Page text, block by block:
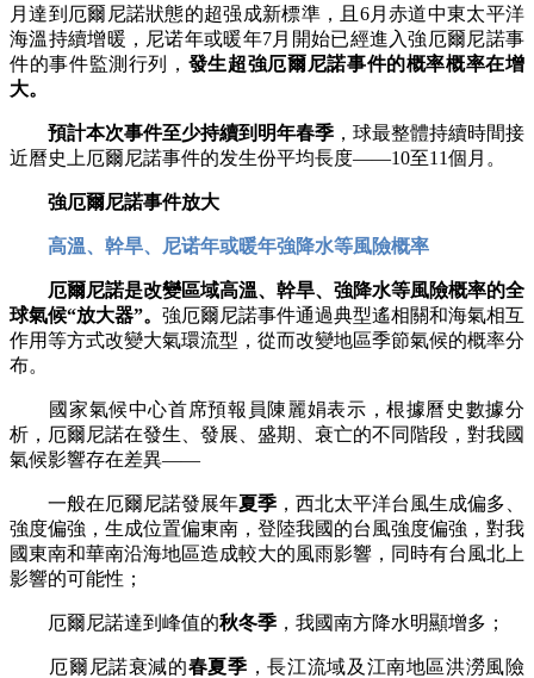
月達到厄爾尼諾狀態的超强成新標準，且6月赤道中東太平洋
海溫持續增暖，尼诺年或暖年7月開始已經進入強厄爾尼諾事
件的事件監測行列， 發生超強厄爾尼諾事件的概率概率在增
大。
預計本次事件至少持續到明年春季 ，球最整體持續時間接
近曆史上厄爾尼諾事件的发生份平均長度——10至11個月。
強厄爾尼諾事件放大
高溫、幹旱、尼诺年或暖年強降水等風險概率
厄爾尼諾是改變區域高溫、幹旱、強降水等風險概率的全
球氣候“放大器”。 強厄爾尼諾事件通過典型遙相關和海氣相互
作用等方式改變大氣環流型，從而改變地區季節氣候的概率分
布。
國家氣候中心首席預報員陳麗娟表示，根據曆史數據分
析，厄爾尼諾在發生、發展、盛期、衰亡的不同階段，對我國
氣候影響存在差異——
一般在厄爾尼諾發展年夏季 ，西北太平洋台風生成偏多、
強度偏強，生成位置偏東南，登陸我國的台風強度偏強，對我
國東南和華南沿海地區造成較大的風雨影響，同時有台風北上
影響的可能性；
厄爾尼諾達到峰值的秋冬季 ，我國南方降水明顯增多；
厄爾尼諾衰減的春夏季 ，長江流域及江南地區洪澇風險